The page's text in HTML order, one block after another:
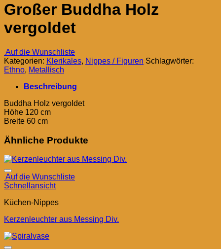
Großer Buddha Holz
vergoldet
Auf die Wunschliste
Kategorien: Klerikales, Nippes / Figuren Schlagwörter:
Ethno, Metallisch
Beschreibung
Buddha Holz vergoldet
Höhe 120 cm
Breite 60 cm
Ähnliche Produkte
Auf die Wunschliste
Schnellansicht
Küchen-Nippes
Kerzenleuchter aus Messing Div.